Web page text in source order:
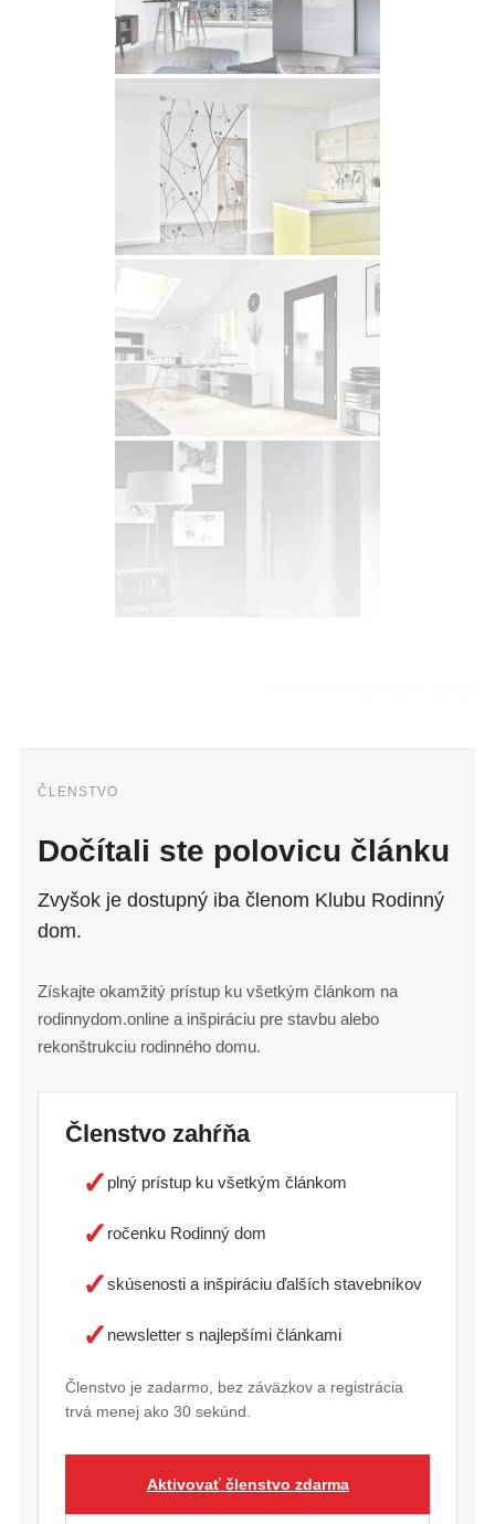
ČLENSTVO
Dočítali ste polovicu článku
Zvyšok je dostupný iba členom Klubu Rodinný
dom.
Získajte okamžitý prístup ku všetkým článkom na
rodinnydom.online a inšpiráciu pre stavbu alebo
rekonštrukciu rodinného domu.
Členstvo zahŕňa
✓ plný prístup ku všetkým článkom
✓ ročenku Rodinný dom
✓skúsenosti a inšpiráciu ďalších stavebníkov
✓ newsletter s najlepšími článkami
Členstvo je zadarmo, bez záväzkov a registrácia
trvá menej ako 30 sekúnd.
Aktivovať členstvo zdarma